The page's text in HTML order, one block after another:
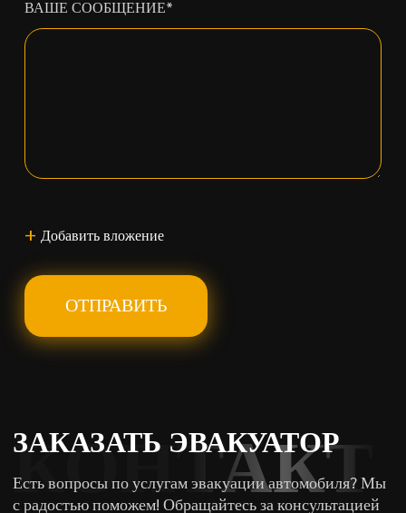
ВАШЕ СООБЩЕНИЕ*
+ Добавить вложение
ОТПРАВИТЬ
КОНТАКТ
ЗАКАЗАТЬ ЭВАКУАТОР
Есть вопросы по услугам эвакуации автомобиля? Мы
с радостью поможем! Обращайтесь за консультацией